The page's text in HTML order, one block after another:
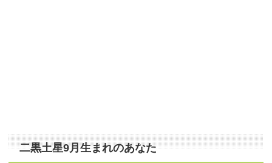
二黒土星9月生まれのあなた